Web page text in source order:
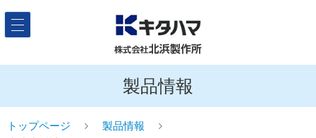
製品情報
トップページ
製品情報